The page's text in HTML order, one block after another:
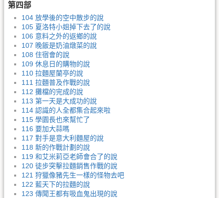
第四部
104 放學後的空中散步的說
105 夏洛特小姐掉下去了的說
106 意料之外的返鄉的說
107 晚飯是奶油燉菜的說
108 住宿會的說
109 休息日的購物的說
110 拉麵屋蘭亭的說
111 拉麵普及作戰的說
112 攤檔的完成的說
113 第一天是大成功的說
114 認識的人全都集合起來啦
115 學園長也來幫忙了
116 要加大蒜嗎
117 對手是意大利麵屋的說
118 新的作戰計劃的說
119 和艾米莉亞老師會合了的說
120 徒步突擊拉麵銷售作戰的說
121 狩獵像豬先生一樣的怪物去吧
122 藍天下的拉麵的說
123 傳聞王都有吸血鬼出現的說